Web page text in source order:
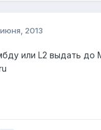
2013
или L2 выдать до